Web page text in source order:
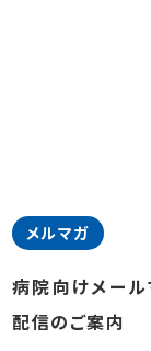
メルマガ
病院向けメー
配信のご案内